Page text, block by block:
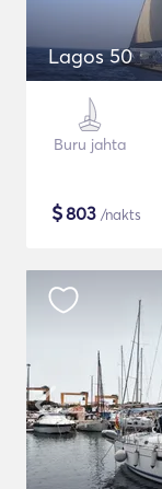
Lagos 50
Buru jahta
$803 /nakts